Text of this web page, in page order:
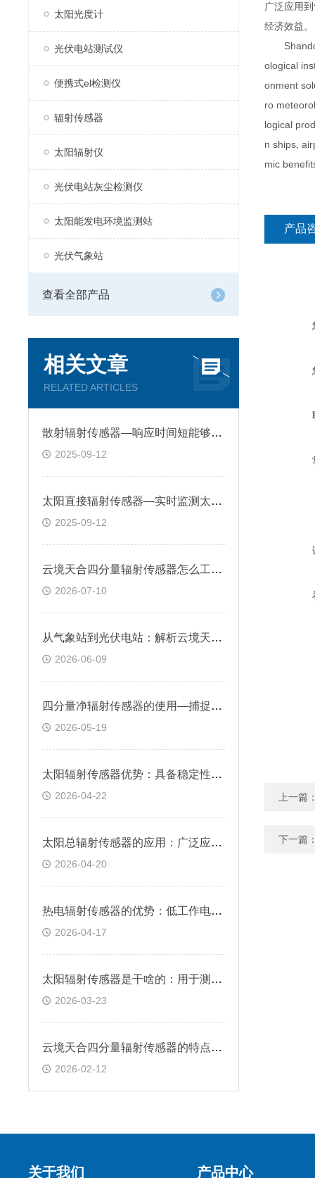
太阳光度计
光伏电站测试仪
便携式el检测仪
辐射传感器
太阳辐射仪
光伏电站灰尘检测仪
太阳能发电环境监测站
光伏气象站
查看全部产品
相关文章
RELATED ARTICLES
散射辐射传感器—响应时间短能够迅速捕捉散射辐射的变化
2025-09-12
太阳直接辐射传感器—实时监测太阳直接辐射强度、方向及光谱特性
2025-09-12
云境天合四分量辐射传感器怎么工作？通过测量每日长短波辐射计算出净辐射量
2026-07-10
从气象站到光伏电站：解析云境天合热电总辐射传感器在可再生能源领域的应用
2026-06-09
四分量净辐射传感器的使用—捕捉地表面吸收与支出的辐射差值计算净辐射值
2026-05-19
太阳辐射传感器优势：具备稳定性高、抗干扰能力强特性，能适应不同环境条件
2026-04-22
太阳总辐射传感器的应用：广泛应用于气象观测、农业研究、太阳能利用等领域
2026-04-20
热电辐射传感器的优势：低工作电流进一步降低能耗，适配小型蓄电池供电
2026-04-17
太阳辐射传感器是干啥的：用于测量太阳辐射能量，为气象观测提供基础数据
2026-03-23
云境天合四分量辐射传感器的特点：对波长4～50µm红外辐射的敏感性较强
2026-02-12
广泛应用
经济效益。
ological
onment
ro
logical
n ships,
mic
产品
上一篇
下一篇
关于我们 产品中心